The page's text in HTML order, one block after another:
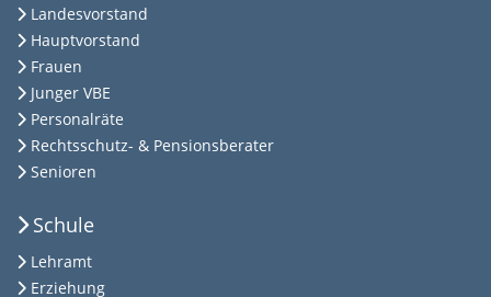
Landesvorstand
Hauptvorstand
Frauen
Junger VBE
Personalräte
Rechtsschutz- & Pensionsberater
Senioren
Schule
Lehramt
Erziehung